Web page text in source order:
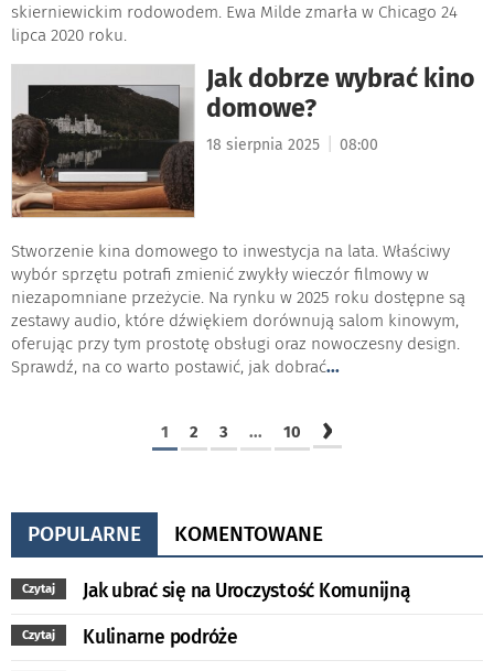
skierniewickim rodowodem. Ewa Milde zmarła w Chicago 24
lipca 2020 roku.
Jak dobrze wybrać kino
domowe?
18 sierpnia 2025 08:00
Stworzenie kina domowego to inwestycja na lata. Właściwy
wybór sprzętu potrafi zmienić zwykły wieczór filmowy w
niezapomniane przeżycie. Na rynku w 2025 roku dostępne są
zestawy audio, które dźwiękiem dorównują salom kinowym,
oferując przy tym prostotę obsługi oraz nowoczesny design.
Sprawdź, na co warto postawić, jak dobrać...
1 2 3 ... 10 ›
POPULARNE KOMENTOWANE
Czytaj Jak ubrać się na Uroczystość Komunijną
Czytaj Kulinarne podróże